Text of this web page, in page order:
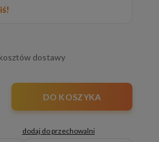
dostawy
DO KOSZYKA
dodaj do przechowalni